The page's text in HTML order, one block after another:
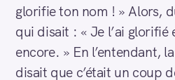
glorifie ton nom ! » Alors,
qui disait : « Je l’ai glorifié
encore. » En l’entendant,
disait que c’était un coup